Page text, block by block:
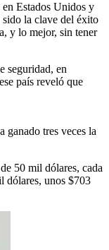
Estados Unidos y
la clave del éxito
y lo mejor, sin tener
seguridad, en
país reveló que
ganado tres veces la
50 mil dólares, cada
dólares, unos $703